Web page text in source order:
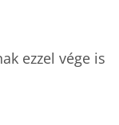
ezzel vége is